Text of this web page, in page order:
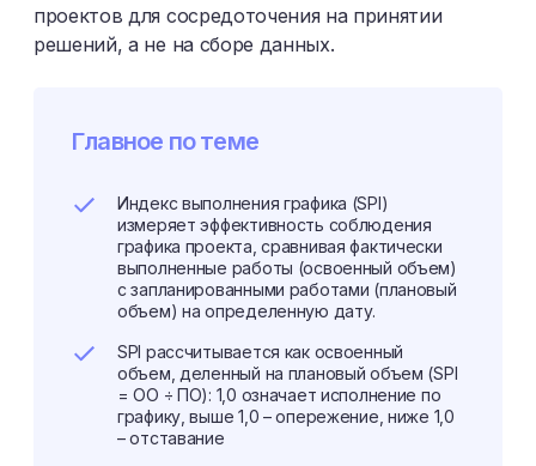
проектов для сосредоточения на принятии
решений, а не на сборе данных.
Главное по теме
Индекс выполнения графика (SPI)
измеряет эффективность соблюдения
графика проекта, сравнивая фактически
выполненные работы (освоенный объем)
с запланированными работами (плановый
объем) на определенную дату.
SPI рассчитывается как освоенный
объем, деленный на плановый объем (SPI
= ОО ÷ ПО): 1,0 означает исполнение по
графику, выше 1,0 – опережение, ниже 1,0
– отставание